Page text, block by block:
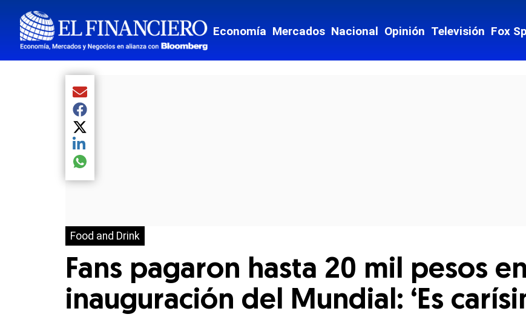
Economía Mercados Nacional Opinión Televisión Fox
Food and Drink
Fans pagaron hasta 20 mil pesos
inauguración del Mundial: ‘Es
Compartir el artículo actual mediante Email
Compartir el artículo actual mediante Facebook
Compartir el artículo actual mediante Twitter
Compartir el artículo actual mediante LinkedIn
Compartir el artículo actual mediante global.social-whatsapp